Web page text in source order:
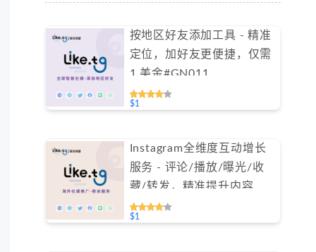
按地区好友添加工具 - 精准
定位，加好友更便捷，仅需
1 美金#GN011
$1
Instagram全维度互动增长
服务 - 评论/播放/曝光/收
藏/转发，精准提升内容权
重（不支持免费测试）
$1